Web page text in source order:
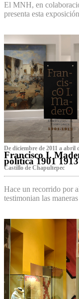
El MNH, en
presenta esta
De diciembre de 2011 a abril
Francisco I.
política 1901 1913
Castillo de Chapultepec
Hace un recorrido por
testimonian las